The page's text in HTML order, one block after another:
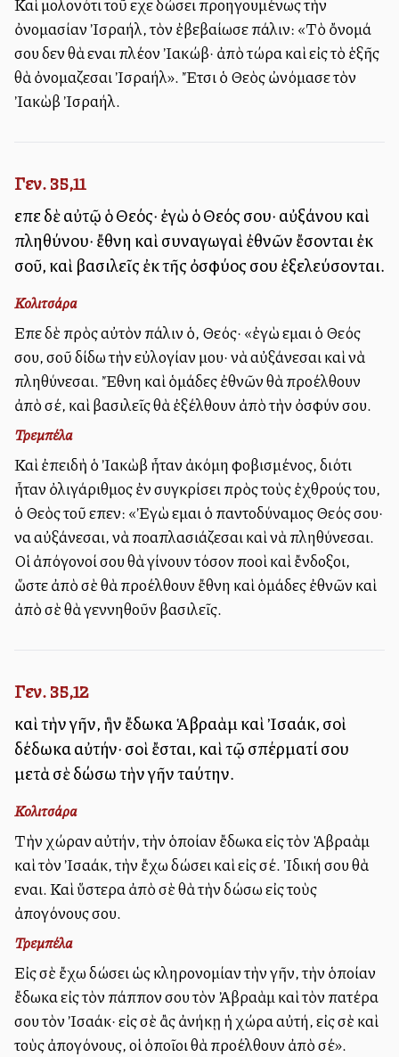
ὀνομασίαν Ἰσραήλ, τὸν ἐβεβαίωσε πάλιν: «Τὸ ὄνομά
σου δεν θὰ εἶναι πλέον Ἰακώβ· ἀπὸ τώρα καὶ εἰς τὸ ἑξῆς
θὰ ὀνομαζεσαι Ἰσραήλ». Ἔτσι ὁ Θεὸς ὠνόμασε τὸν
Ἰακὼβ Ἰσραήλ.
Γεν. 35,11
εἶπε δὲ αὐτῷ ὁ Θεός· ἐγὼ ὁ Θεός σου· αὐξάνου καὶ
πληθύνου· ἔθνη καὶ συναγωγαὶ ἐθνῶν ἔσονται ἐκ
σοῦ, καὶ βασιλεῖς ἐκ τῆς ὀσφύος σου ἐξελεύσονται.
Κολιτσάρα
Εἶπε δὲ πρὸς αὐτὸν πάλιν ὁ, Θεός· «ἐγὼ εἶμαι ὁ Θεός
σου, σοῦ δίδω τὴν εὐλογίαν μου· νὰ αὐξάνεσαι καὶ νὰ
πληθύνεσαι. Ἔθνη καὶ ὁμάδες ἐθνῶν θὰ προέλθουν
ἀπὸ σέ, καὶ βασιλεῖς θὰ ἐξέλθουν ἀπὸ τὴν ὀσφύν σου.
Τρεμπέλα
Καὶ ἐπειδὴ ὁ Ἰακὼβ ἦταν ἀκόμη φοβισμένος, διότι
ἦταν ὀλιγάριθμος ἐν συγκρίσει πρὸς τοὺς ἐχθρούς του,
ὁ Θεὸς τοῦ εἶπεν: «Ἐγὼ εἶμαι ὁ παντοδύναμος Θεός σου·
να αὐξάνεσαι, νὰ πολλαπλασιάζεσαι καὶ νὰ πληθύνεσαι.
Οἱ ἀπόγονοί σου θὰ γίνουν τόσον πολλοὶ καὶ ἔνδοξοι,
ὥστε ἀπὸ σὲ θὰ προέλθουν ἔθνη καὶ ὁμάδες ἐθνῶν καὶ
ἀπὸ σὲ θὰ γεννηθοῦν βασιλεῖς.
Γεν. 35,12
καὶ τὴν γῆν, ἣν ἔδωκα Ἁβραὰμ καὶ Ἰσαάκ, σοὶ
δέδωκα αὐτήν· σοὶ ἔσται, καὶ τῷ σπέρματί σου
μετὰ σὲ δώσω τὴν γῆν ταύτην.
Κολιτσάρα
Τὴν χώραν αὐτήν, τὴν ὁποίαν ἔδωκα εἰς τὸν Ἁβραὰμ
καὶ τὸν Ἰσαάκ, τὴν ἔχω δώσει καὶ εἰς σέ. Ἰδική σου θὰ
εἶναι. Καὶ ὕστερα ἀπὸ σὲ θὰ τὴν δώσω εἰς τοὺς
ἀπογόνους σου.
Τρεμπέλα
Εἰς σὲ ἔχω δώσει ὡς κληρονομίαν τὴν γῆν, τὴν ὁποίαν
ἔδωκα εἰς τὸν πάππον σου τὸν Ἀβραὰμ καὶ τὸν πατέρα
σου τὸν Ἰσαάκ· εἰς σὲ ἂς ἀνήκῃ ἡ χώρα αὐτή, εἰς σὲ καὶ
τοὺς ἀπογόνους, οἱ ὁποῖοι θὰ προέλθουν ἀπὸ σέ».